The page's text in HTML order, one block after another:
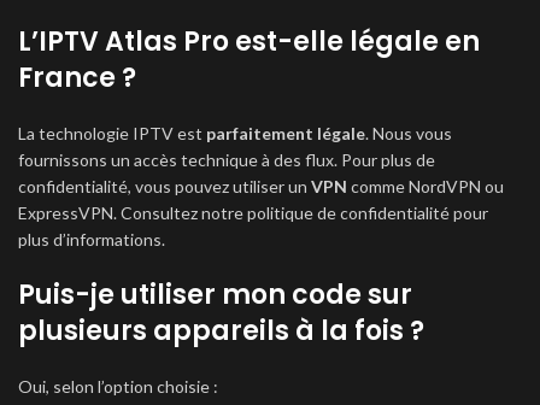
L’IPTV Atlas Pro est-elle légale en
France ?
La technologie IPTV est parfaitement légale. Nous vous
fournissons un accès technique à des flux. Pour plus de
confidentialité, vous pouvez utiliser un VPN comme NordVPN ou
ExpressVPN. Consultez notrepolitique de confidentialitépour
plus d’informations.
Puis-je utiliser mon code sur
plusieurs appareils à la fois ?
Oui, selon l’option choisie :